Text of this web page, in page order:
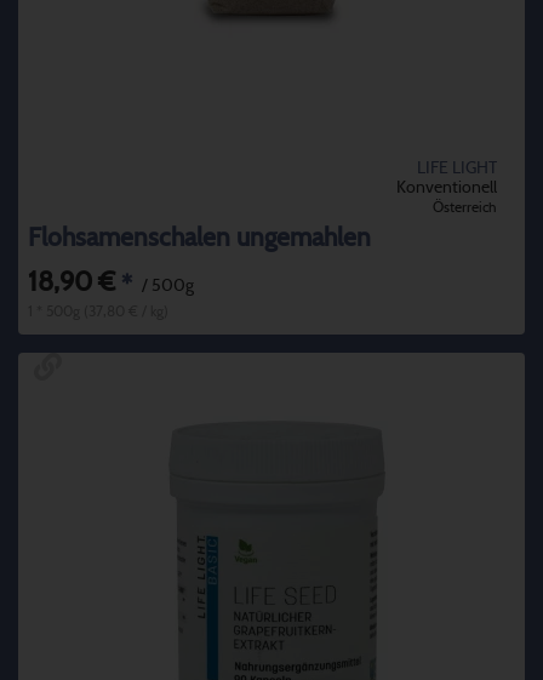
LIFE LIGHT
Konventionell
Österreich
Flohsamenschalen ungemahlen
18,90 € * / 500g